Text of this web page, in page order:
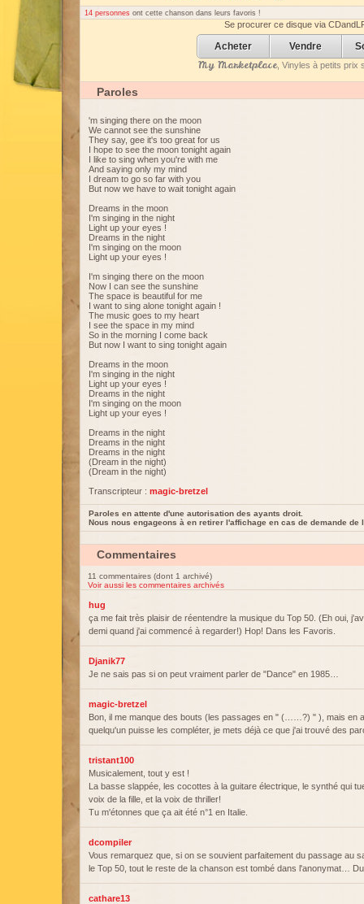
14 personnes ont cette chanson dans leurs favoris !
Se procurer ce disque via
Acheter Vendre
My Marketplace, Vinyles à petits prix
Paroles
'm singing there on the moon
We cannot see the sunshine
They say, gee it's too great for us
I hope to see the moon tonight again
I like to sing when you're with me
And saying only my mind
I dream to go so far with you
But now we have to wait tonight again
Dreams in the moon
I'm singing in the night
Light up your eyes !
Dreams in the night
I'm singing on the moon
Light up your eyes !
I'm singing there on the moon
Now I can see the sunshine
The space is beautiful for me
I want to sing alone tonight again !
The music goes to my heart
I see the space in my mind
So in the morning I come back
But now I want to sing tonight again
Dreams in the moon
I'm singing in the night
Light up your eyes !
Dreams in the night
I'm singing on the moon
Light up your eyes !
Dreams in the night
Dreams in the night
Dreams in the night
(Dream in the night)
(Dream in the night)
Transcripteur : magic-bretzel
Paroles en attente d'une autorisation des ayants droit.
Nous nous engageons à en retirer l'affichage en cas de demande de
Commentaires
11 commentaires (dont 1 archivé)
Voir aussi les commentaires archivés
hug
ça me fait très plaisir de réentendre la musique du Top 50. (Eh oui,
demi quand j'ai commencé à regarder!) Hop! Dans les Favoris.
Djanik77
Je ne sais pas si on peut vraiment parler de "Dance" en 1985…
magic-bretzel
Bon, il me manque des bouts (les passages en " (……?) " ), mais en
quelqu'un puisse les compléter, je mets déjà ce que j'ai trouvé des
tristant100
Musicalement, tout y est !
La basse slappée, les cocottes à la guitare électrique, le synthé qui
voix de la fille, et la voix de thriller!
Tu m'étonnes que ça ait été n°1 en Italie.
dcompiler
Vous remarquez que, si on se souvient parfaitement du passage au
le Top 50, tout le reste de la chanson est tombé dans l'anonymat…
cathare13